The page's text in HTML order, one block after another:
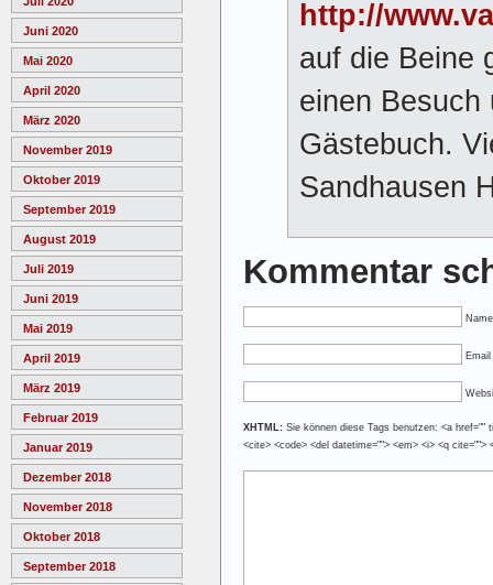
Juni 2020
Mai 2020
April 2020
März 2020
November 2019
Oktober 2019
September 2019
August 2019
Juli 2019
Juni 2019
Mai 2019
April 2019
März 2019
Februar 2019
Januar 2019
Dezember 2018
November 2018
Oktober 2018
September 2018
http://
auf die Beine
einen Besuch
Gästebuch.
Sandhausen
Kommentar
Name
XHTML: Sie können diese Tags benutzen: <a href=""
<cite> <code> <del datetime=""> <em> <i> <q cite="">